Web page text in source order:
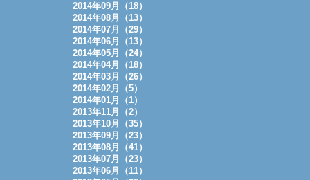
2014年09月（18）
2014年08月（13）
2014年07月（29）
2014年06月（13）
2014年05月（24）
2014年04月（18）
2014年03月（26）
2014年02月（5）
2014年01月（1）
2013年11月（2）
2013年10月（35）
2013年09月（23）
2013年08月（41）
2013年07月（23）
2013年06月（11）